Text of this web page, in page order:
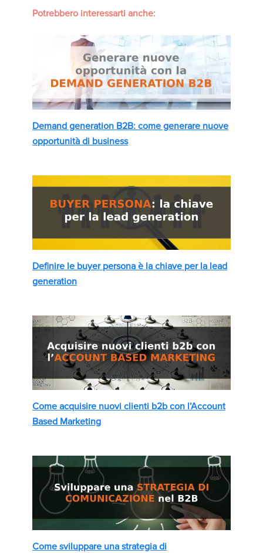
Potrebbero interessarti anche:
Demand generation B2B: come generare nuove
opportunità di business
Definire le buyer persona è la chiave per la lead
generation
Come acquisire nuovi clienti b2b con l’Account
Based Marketing
Come sviluppare una strategia di